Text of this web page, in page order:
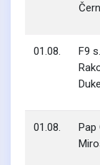
01.08.
F9
01.08.
Pap